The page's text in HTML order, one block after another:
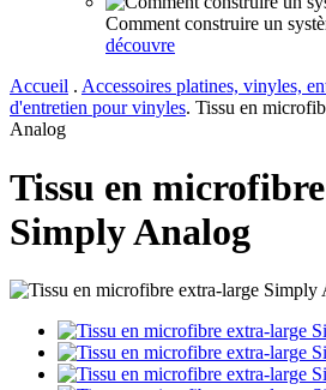
Comment construire un
découvre
Accueil . Accessoires platines, vinyles,
d'entretien pour vinyles. Tissu en
Analog
Tissu en
Simply Analog